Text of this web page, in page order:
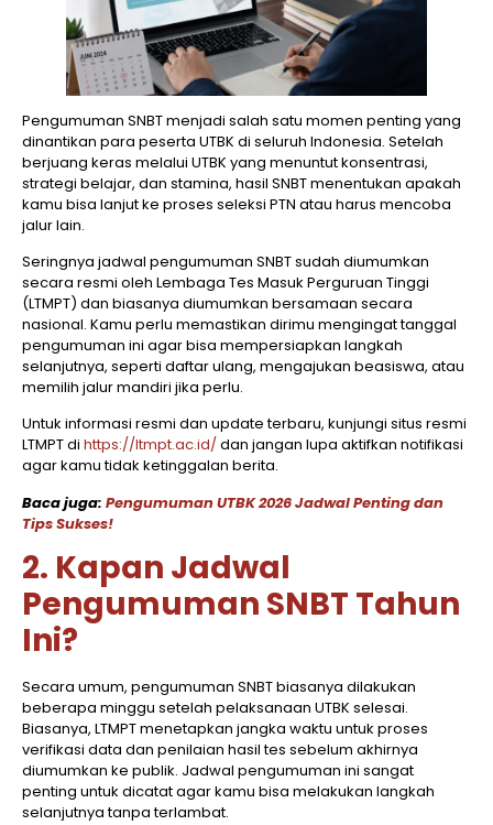
Pengumuman SNBT menjadi salah satu momen penting yang
dinantikan para peserta UTBK di seluruh Indonesia. Setelah
berjuang keras melalui UTBK yang menuntut konsentrasi,
strategi belajar, dan stamina, hasil SNBT menentukan apakah
kamu bisa lanjut ke proses seleksi PTN atau harus mencoba
jalur lain.
Seringnya jadwal pengumuman SNBT sudah diumumkan
secara resmi oleh Lembaga Tes Masuk Perguruan Tinggi
(LTMPT) dan biasanya diumumkan bersamaan secara
nasional. Kamu perlu memastikan dirimu mengingat tanggal
pengumuman ini agar bisa mempersiapkan langkah
selanjutnya, seperti daftar ulang, mengajukan beasiswa, atau
memilih jalur mandiri jika perlu.
Untuk informasi resmi dan update terbaru, kunjungi situs resmi
LTMPT di https://ltmpt.ac.id/ dan jangan lupa aktifkan notifikasi
agar kamu tidak ketinggalan berita.
Baca juga: Pengumuman UTBK 2026 Jadwal Penting dan
Tips Sukses!
2. Kapan Jadwal
Pengumuman SNBT Tahun
Ini?
Secara umum, pengumuman SNBT biasanya dilakukan
beberapa minggu setelah pelaksanaan UTBK selesai.
Biasanya, LTMPT menetapkan jangka waktu untuk proses
verifikasi data dan penilaian hasil tes sebelum akhirnya
diumumkan ke publik. Jadwal pengumuman ini sangat
penting untuk dicatat agar kamu bisa melakukan langkah
selanjutnya tanpa terlambat.